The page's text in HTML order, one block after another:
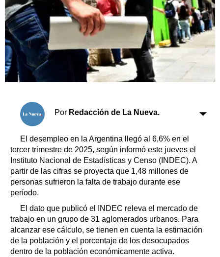
libre
Tecnología
Turismo
Salud
Es viral
El tiempo
Cartón Lleno
Clasificados
Horóscopo
Servicios
Farmacias
Transportes
Loterías
Datos Útiles
Edictos
Teléfonos de urgencia
Por Redacción de La Nueva.
El desempleo en la Argentina llegó al 6,6% en el
tercer trimestre de 2025, según informó este jueves el
Instituto Nacional de Estadísticas y Censo (INDEC). A
partir de las cifras se proyecta que 1,48 millones de
personas sufrieron la falta de trabajo durante ese
período.
El dato que publicó el INDEC releva el mercado de
trabajo en un grupo de 31 aglomerados urbanos. Para
alcanzar ese cálculo, se tienen en cuenta la estimación
de la población y el porcentaje de los desocupados
dentro de la población económicamente activa.